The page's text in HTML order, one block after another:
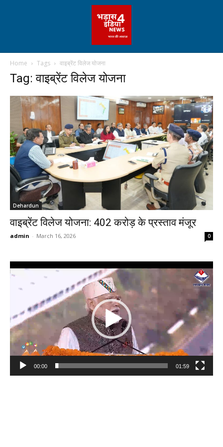
Home Tags वाइब्रेंट विलेज योजना
Tag: वाइब्रेंट विलेज योजना
Dehardun
वाइब्रेंट विलेज योजना: 402 करोड़ के प्रस्ताव मंजूर
admin - March 16, 2026 0
Video
Player
00:00 01:59